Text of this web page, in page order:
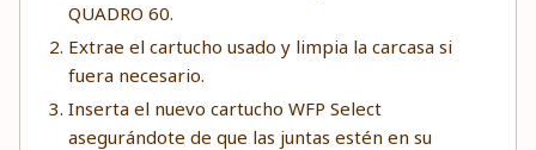
QUADRO 60.
Extrae el cartucho usado y limpia la carcasa si
fuera necesario.
Inserta el nuevo cartucho WFP Select
asegurándote de que las juntas estén en su